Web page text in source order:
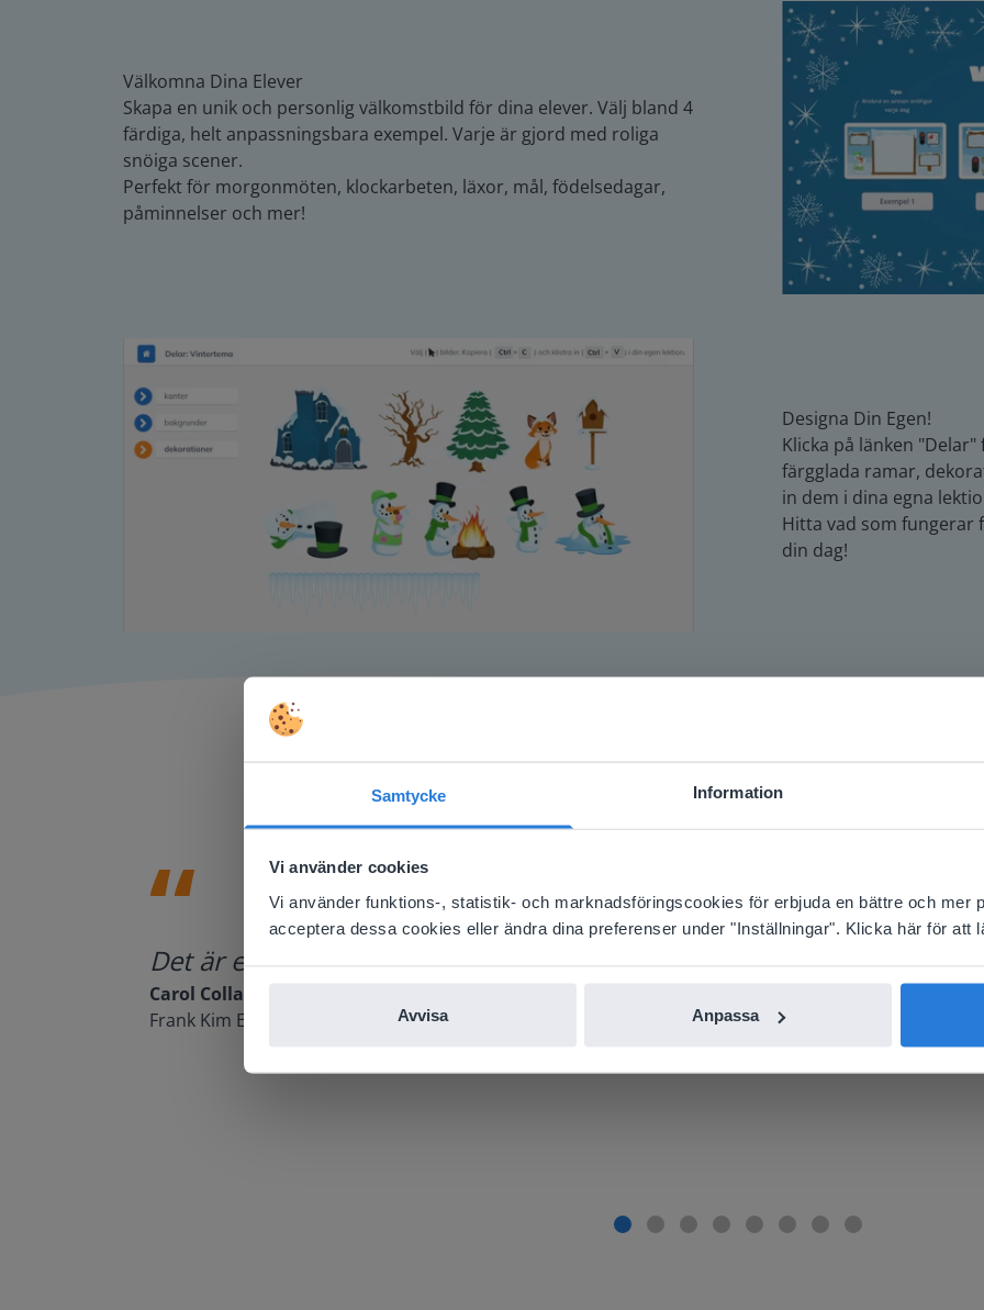
Samtycke Information
Vi använder cookies
Vi använder funktions-, statistik- och marknadsföringscookies för erbjuda en bättre och mer
acceptera dessa cookies eller ändra dina preferenser under "Inställningar". Klicka här för att
Avvisa Anpassa
Välkomna Dina Elever
Skapa en unik och personlig välkomstbild för dina elever. Välj bland 4
färdiga, helt anpassningsbara exempel. Varje är gjord med roliga
snöiga scener.
Perfekt för morgonmöten, klockarbeten, läxor, mål, födelsedagar,
påminnelser och mer!
Designa Din Egen!
Klicka på länken
färgglada ramar,
in dem i dina egna
Hitta vad som
din dag!
Det är ett fantastiskt verktyg att använda med min whiteboard och
Carol Collack
Frank Kim Elementary, Nevada
This website doesn't match your location
Based on your location, we think you might prefer to visit our English
English
Svenska